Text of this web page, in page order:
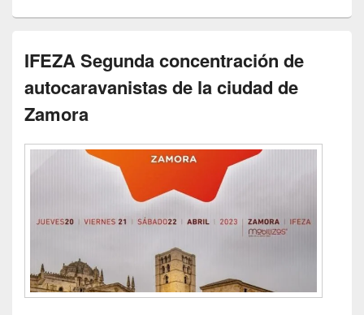
IFEZA Segunda concentración de
autocaravanistas de la ciudad de
Zamora